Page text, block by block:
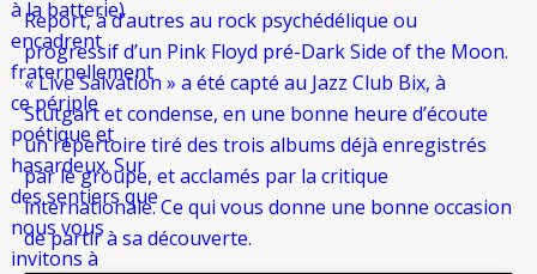
à la batterie)
encadrent
fraternellement
ce périple
poétique et
hasardeux. Sur
des sentiers que
nous vous
invitons à
Report, à d’autres au rock psychédélique ou
progressif d’un Pink Floyd pré-Dark Side of the Moon.
« Live Salvation » a été capté au Jazz Club Bix, à
Stutgart et condense, en une bonne heure d’écoute
un répertoire tiré des trois albums déjà enregistrés
par le groupe, et acclamés par la critique
internationale. Ce qui vous donne une bonne occasion
de partir à sa découverte.